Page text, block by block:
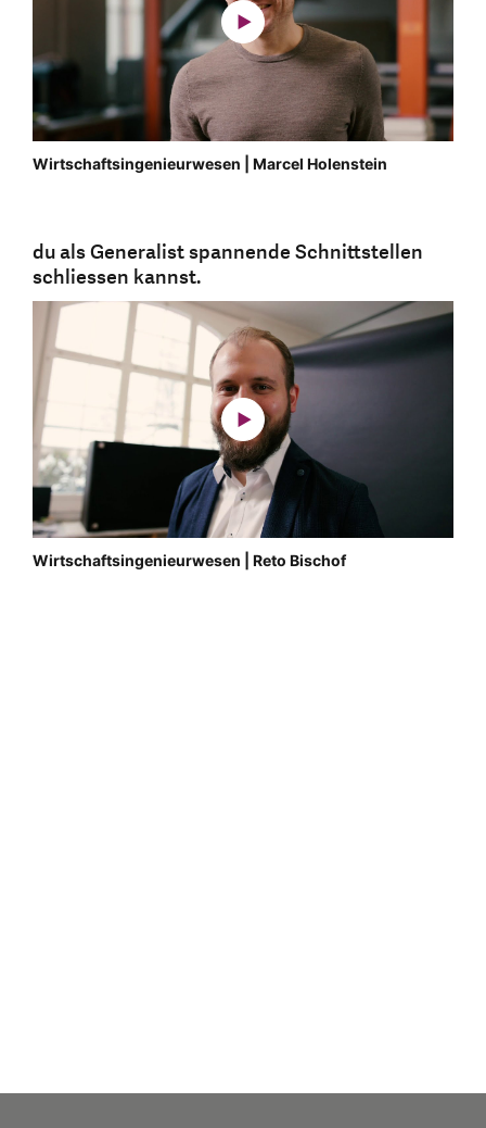
Wirtschaftsingenieurwesen | Marcel Holenstein
du als Generalist spannende Schnittstellen
schliessen kannst.
Wirtschaftsingenieurwesen | Reto Bischof